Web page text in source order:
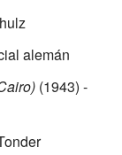
alemán
(1943) -